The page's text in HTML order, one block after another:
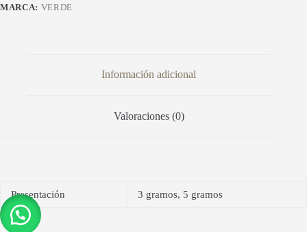
MARCA: VERDE
Información adicional
Valoraciones (0)
Presentación 3 gramos, 5 gramos